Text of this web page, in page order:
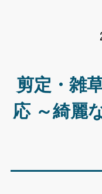
剪定・雑
応 ～綺麗